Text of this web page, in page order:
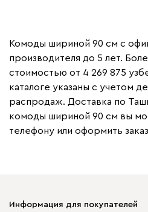
Комоды шириной 90 см с
производителя до 5 лет.
стоимостью от 4 269 875
каталоге указаны с учетом
распродаж. Доставка по
комоды шириной 90 см вы
телефону или оформить
Информация для покупателей